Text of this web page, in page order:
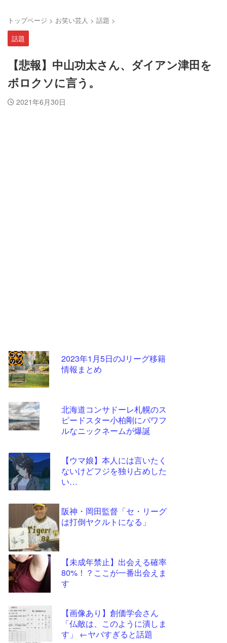
トップページ > お笑い芸人 > 話題 >
話題
【悲報】中山功太さん、ダイアン津田を
ボロクソに言う。
2021年6月30日
2023年1月5日のJリーグ移籍
情報まとめ
北海道コンサドーレ札幌のス
ピードスター小柏剛にパワフ
ルなニックネームが爆誕
【ウマ娘】本人には言いたく
ないけどフジを独り占めした
い…
阪神・岡田監督「セ・リーグ
は打倒ヤクルトになる」
【未成年禁止】出会える確率
80%！？ここが一番出会えま
す
【画像あり】創価学会さん
「仏敵は、このように潰しま
す」 ←ヤバすぎると話題
コテ
リン
- 固
定リ
ンク
更新
ツー
ル